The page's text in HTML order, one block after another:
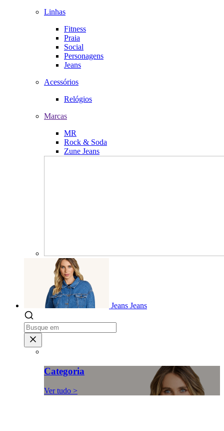
Linhas
Fitness
Praia
Social
Personagens
Jeans
Acessórios
Relógios
Marcas
MR
Rock & Soda
Zune Jeans
Jeans Jeans
Categoria
Ver tudo >